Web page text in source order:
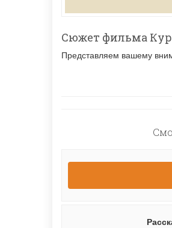
Сюжет фильма
Представляем вашему